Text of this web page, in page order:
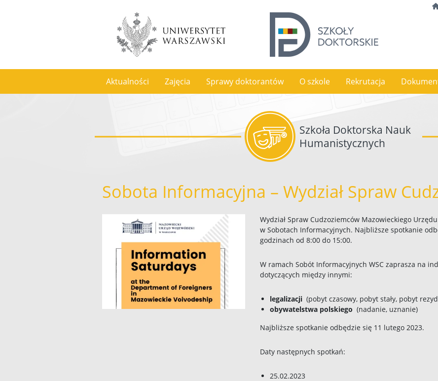
Aktualności Zajęcia Sprawy doktorantów O szkole Rekrutacja
Szkoła Doktorska Nauk
Humanistycznych
Sobota Informacyjna – Wydział Spraw
Wydział Spraw Cudzoziemców Mazowieckiego
w Sobotach Informacyjnych. Najbliższe spotkanie
godzinach od 8:00 do 15:00.
W ramach Sobót Informacyjnych WSC zaprasza na
dotyczących między innymi:
legalizacji(pobyt czasowy, pobyt stały, pobyt
obywatelstwa polskiego (nadanie, uznanie)
Najbliższe spotkanie odbędzie się 11 lutego 2023.
Daty następnych spotkań:
25.02.2023